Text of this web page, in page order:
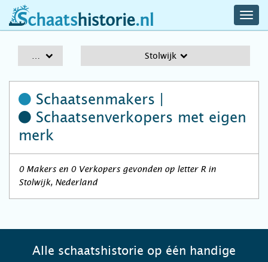
schaatshistorie.nl
Stolwijk
Schaatsenmakers |
Schaatsenverkopers met eigen
merk
0 Makers en 0 Verkopers gevonden op letter R in
Stolwijk, Nederland
Alle schaatshistorie op één handige